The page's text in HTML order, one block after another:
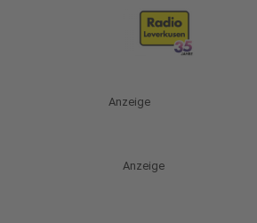
Anzeige
Anzeige